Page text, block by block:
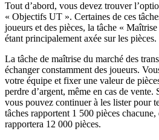
Tout d’abord, vous devez trouver
« Objectifs UT ». Certaines de ces
joueurs et des pièces, la tâche «
étant principalement axée sur les pièces.
La tâche de maîtrise du marché des
échanger constamment des joueurs.
votre équipe et fixer une valeur de
perdre d’argent, même en cas de vente.
vous pouvez continuer à les lister pour
tâches rapportent 1 500 pièces
rapportera 12 000 pièces.